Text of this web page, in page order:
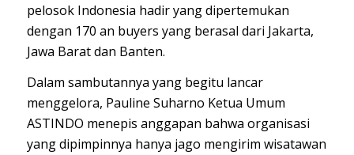
pelosok Indonesia hadir yang dipertemukan
dengan 170 an buyers yang berasal dari Jakarta,
Jawa Barat dan Banten.
Dalam sambutannya yang begitu lancar
menggelora, Pauline Suharno Ketua Umum
ASTINDO menepis anggapan bahwa organisasi
yang dipimpinnya hanya jago mengirim wisatawan